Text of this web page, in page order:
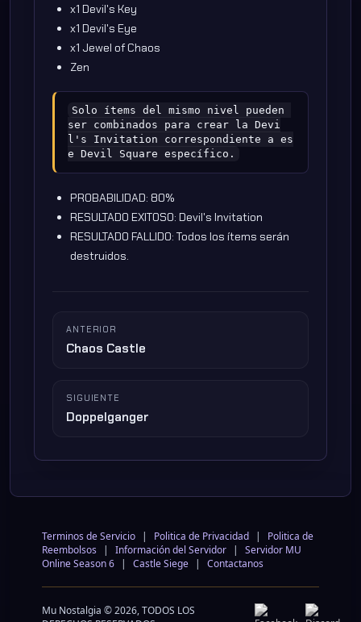
x1 Devil's Key
x1 Devil's Eye
x1 Jewel of Chaos
Zen
Solo ítems del mismo nivel pueden
ser combinados para crear la Devi
l's Invitation correspondiente a es
e Devil Square específico.
PROBABILIDAD: 80%
RESULTADO EXITOSO: Devil's Invitation
RESULTADO FALLIDO: Todos los ítems serán
destruidos.
ANTERIOR
Chaos Castle
SIGUIENTE
Doppelganger
Terminos de Servicio | Politica de Privacidad |
Politica de
Reembolsos | Información del Servidor |
Servidor MU
Online Season 6 | Castle Siege | Contactanos
Mu Nostalgia © 2026, TODOS LOS